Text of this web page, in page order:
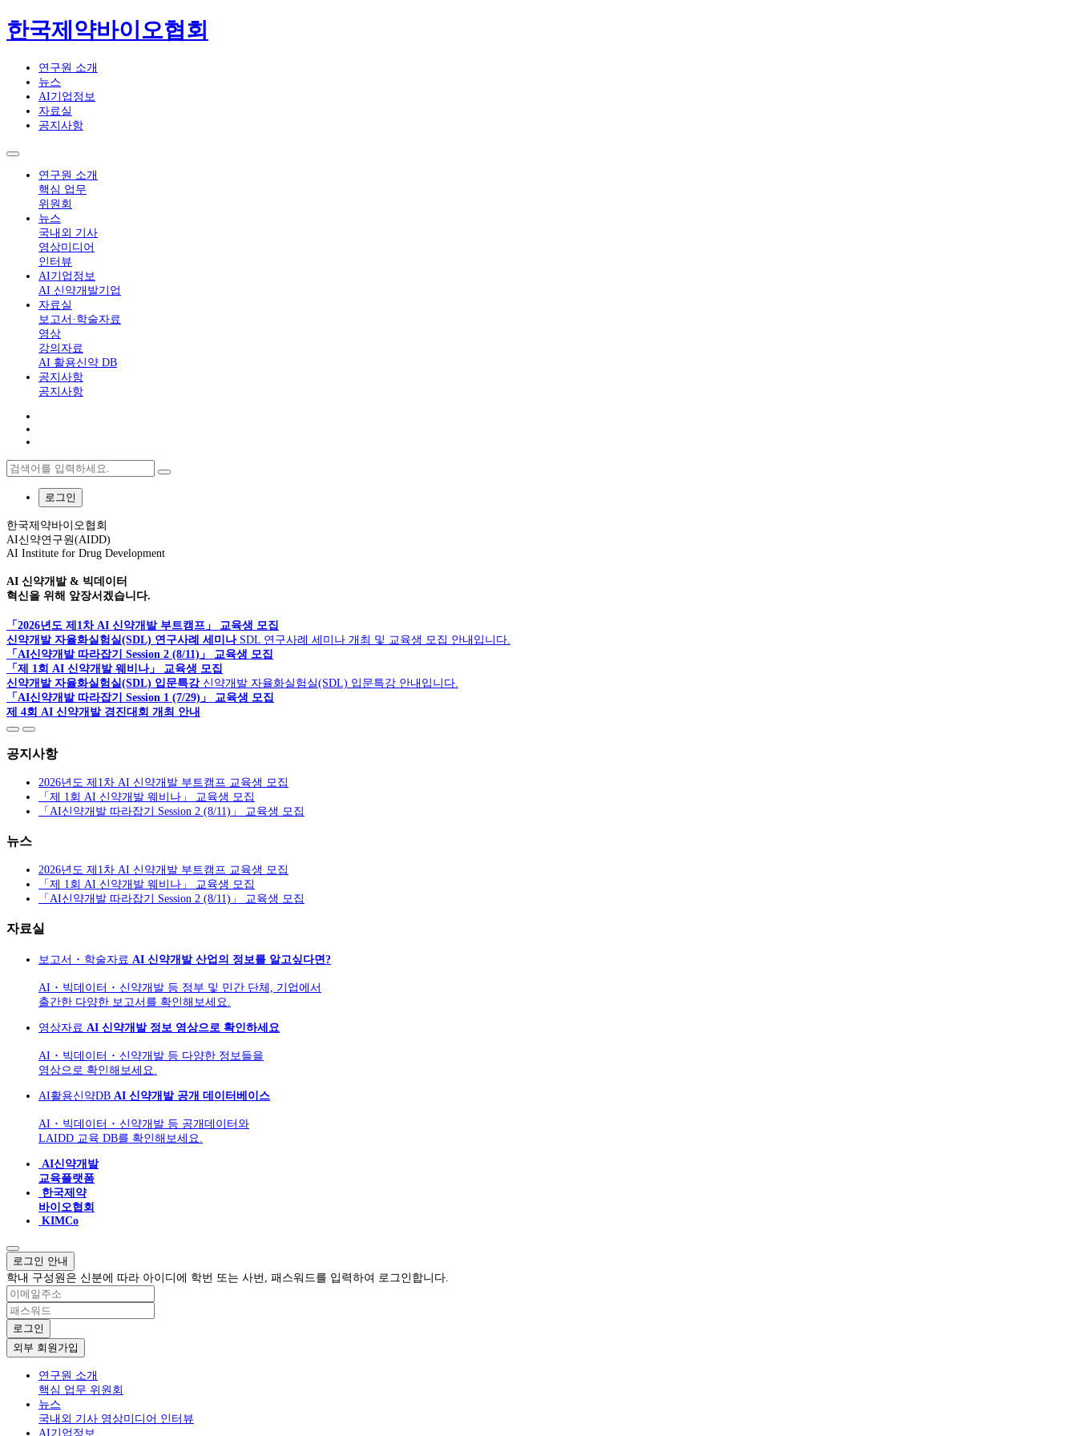
한국제약바이오협회
연구원 소개
뉴스
AI기업정보
자료실
공지사항
연구원 소개
핵심 업무
위원회
뉴스
국내외 기사
영상미디어
인터뷰
AI기업정보
AI 신약개발기업
자료실
보고서·학술자료
영상
강의자료
AI 활용신약 DB
공지사항
공지사항
로그인
한국제약바이오협회
AI신약연구원(AIDD)
AI Institute for Drug Development
AI 신약개발 & 빅데이터
혁신을 위해 앞장서겠습니다.
「2026년도 제1차 AI 신약개발 부트캠프」 교육생 모집
신약개발 자율화실험실(SDL) 연구사례 세미나 SDL 연구사례 세미나 개최 및 교육생 모집 안내입니다.
「AI신약개발 따라잡기 Session 2 (8/11)」 교육생 모집
「제 1회 AI 신약개발 웨비나」 교육생 모집
신약개발 자율화실험실(SDL) 입문특강 신약개발 자율화실험실(SDL) 입문특강 안내입니다.
「AI신약개발 따라잡기 Session 1 (7/29)」 교육생 모집
제 4회 AI 신약개발 경진대회 개최 안내
공지사항
2026년도 제1차 AI 신약개발 부트캠프 교육생 모집
「제 1회 AI 신약개발 웨비나」 교육생 모집
「AI신약개발 따라잡기 Session 2 (8/11)」 교육생 모집
뉴스
2026년도 제1차 AI 신약개발 부트캠프 교육생 모집
「제 1회 AI 신약개발 웨비나」 교육생 모집
「AI신약개발 따라잡기 Session 2 (8/11)」 교육생 모집
자료실
보고서 ･ 학술자료 AI 신약개발 산업의 정보를 알고싶다면?
AI ･ 빅데이터 ･ 신약개발 등 정부 및 민간 단체, 기업에서
출간한 다양한 보고서를 확인해보세요.
영상자료 AI 신약개발 정보 영상으로 확인하세요
AI ･ 빅데이터 ･ 신약개발 등 다양한 정보들을
영상으로 확인해보세요.
AI활용신약DB AI 신약개발 공개 데이터베이스
AI ･ 빅데이터 ･ 신약개발 등 공개데이터와
LAIDD 교육 DB를 확인해보세요.
AI신약개발
교육플랫폼
한국제약
바이오협회
KIMCo
로그인 안내
학내 구성원은 신분에 따라 아이디에 학번 또는 사번, 패스워드를 입력하여 로그인합니다.
로그인
외부 회원가입
연구원 소개
핵심 업무 위원회
뉴스
국내외 기사 영상미디어 인터뷰
AI기업정보